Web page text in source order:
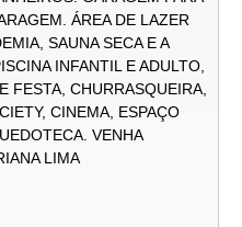
ÁREA DE LAZER
SAUNA SECA E A
INFANTIL E ADULTO,
FESTA, CHURRASQUEIRA,
CINEMA, ESPAÇO
VENHA
LIMA